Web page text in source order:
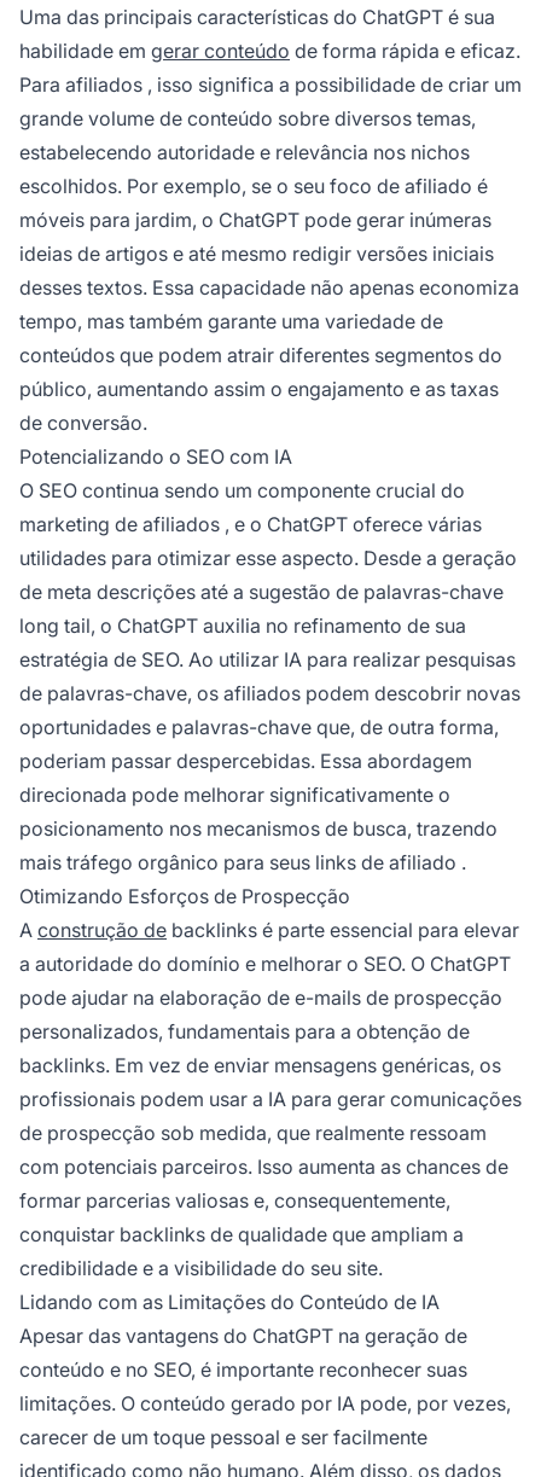
Uma das principais características do ChatGPT é sua
habilidade em gerar conteúdo de forma rápida e eficaz.
Para afiliados , isso significa a possibilidade de criar um
grande volume de conteúdo sobre diversos temas,
estabelecendo autoridade e relevância nos nichos
escolhidos. Por exemplo, se o seu foco de afiliado é
móveis para jardim, o ChatGPT pode gerar inúmeras
ideias de artigos e até mesmo redigir versões iniciais
desses textos. Essa capacidade não apenas economiza
tempo, mas também garante uma variedade de
conteúdos que podem atrair diferentes segmentos do
público, aumentando assim o engajamento e as taxas
de conversão.
Potencializando o SEO com IA
O SEO continua sendo um componente crucial do
marketing de afiliados , e o ChatGPT oferece várias
utilidades para otimizar esse aspecto. Desde a geração
de meta descrições até a sugestão de palavras-chave
long tail, o ChatGPT auxilia no refinamento de sua
estratégia de SEO. Ao utilizar IA para realizar pesquisas
de palavras-chave, os afiliados podem descobrir novas
oportunidades e palavras-chave que, de outra forma,
poderiam passar despercebidas. Essa abordagem
direcionada pode melhorar significativamente o
posicionamento nos mecanismos de busca, trazendo
mais tráfego orgânico para seus links de afiliado .
Otimizando Esforços de Prospecção
A construção de backlinks é parte essencial para elevar
a autoridade do domínio e melhorar o SEO. O ChatGPT
pode ajudar na elaboração de e-mails de prospecção
personalizados, fundamentais para a obtenção de
backlinks. Em vez de enviar mensagens genéricas, os
profissionais podem usar a IA para gerar comunicações
de prospecção sob medida, que realmente ressoam
com potenciais parceiros. Isso aumenta as chances de
formar parcerias valiosas e, consequentemente,
conquistar backlinks de qualidade que ampliam a
credibilidade e a visibilidade do seu site.
Lidando com as Limitações do Conteúdo de IA
Apesar das vantagens do ChatGPT na geração de
conteúdo e no SEO, é importante reconhecer suas
limitações. O conteúdo gerado por IA pode, por vezes,
carecer de um toque pessoal e ser facilmente
identificado como não humano. Além disso, os dados